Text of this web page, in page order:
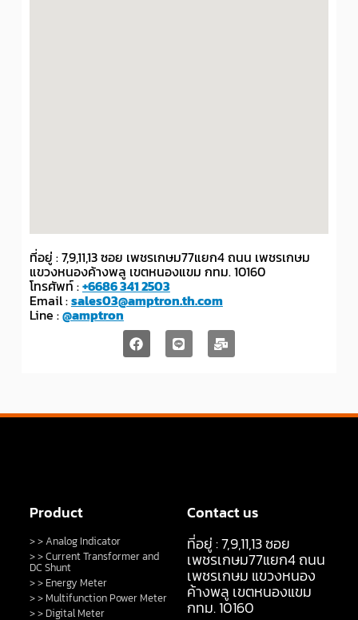
ที่อยู่ : 7,9,11,13 ซอย เพชรเกษม77แยก4 ถนน เพชรเกษม
แขวงหนองค้างพลู เขตหนองแขม กทม. 10160
โทรศัพท์ :+6686 341 2503
Email :sales03@amptron.th.com
Line :@amptron
Product
> > Analog Indicator
> > Current Transformer and
DC Shunt
> > Energy Meter
> > Multifunction Power Meter
> > Digital Meter
Contact us
ที่อยู่ : 7,9,11,13 ซอย
เพชรเกษม77แยก4 ถนน
เพชรเกษม แขวงหนอง
ค้างพลู เขตหนองแขม
กทม. 10160